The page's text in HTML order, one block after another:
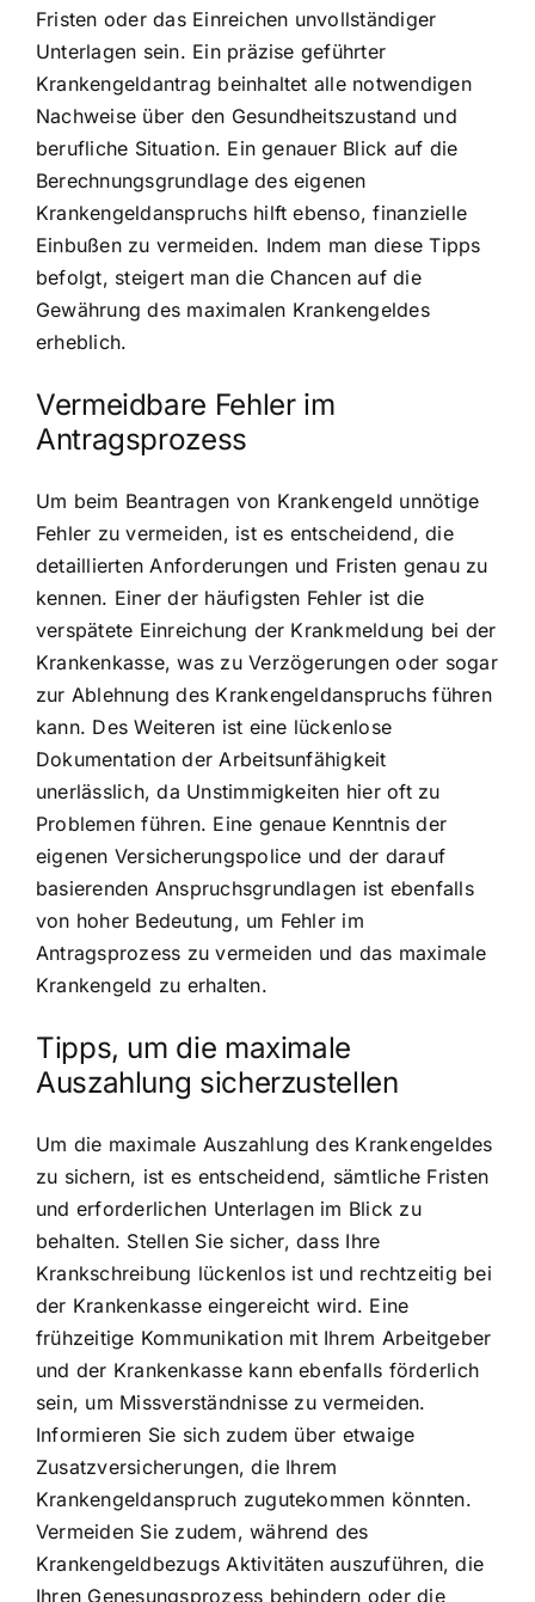
Fristen oder das Einreichen unvollständiger
Unterlagen sein. Ein präzise geführter
Krankengeldantrag beinhaltet alle notwendigen
Nachweise über den Gesundheitszustand und
berufliche Situation. Ein genauer Blick auf die
Berechnungsgrundlage des eigenen
Krankengeldanspruchs hilft ebenso, finanzielle
Einbußen zu vermeiden. Indem man diese Tipps
befolgt, steigert man die Chancen auf die
Gewährung des maximalen Krankengeldes
erheblich.
Vermeidbare Fehler im
Antragsprozess
Um beim Beantragen von Krankengeld unnötige
Fehler zu vermeiden, ist es entscheidend, die
detaillierten Anforderungen und Fristen genau zu
kennen. Einer der häufigsten Fehler ist die
verspätete Einreichung der Krankmeldung bei der
Krankenkasse, was zu Verzögerungen oder sogar
zur Ablehnung des Krankengeldanspruchs führen
kann. Des Weiteren ist eine lückenlose
Dokumentation der Arbeitsunfähigkeit
unerlässlich, da Unstimmigkeiten hier oft zu
Problemen führen. Eine genaue Kenntnis der
eigenen Versicherungspolice und der darauf
basierenden Anspruchsgrundlagen ist ebenfalls
von hoher Bedeutung, um Fehler im
Antragsprozess zu vermeiden und das maximale
Krankengeld zu erhalten.
Tipps, um die maximale
Auszahlung sicherzustellen
Um die maximale Auszahlung des Krankengeldes
zu sichern, ist es entscheidend, sämtliche Fristen
und erforderlichen Unterlagen im Blick zu
behalten. Stellen Sie sicher, dass Ihre
Krankschreibung lückenlos ist und rechtzeitig bei
der Krankenkasse eingereicht wird. Eine
frühzeitige Kommunikation mit Ihrem Arbeitgeber
und der Krankenkasse kann ebenfalls förderlich
sein, um Missverständnisse zu vermeiden.
Informieren Sie sich zudem über etwaige
Zusatzversicherungen, die Ihrem
Krankengeldanspruch zugutekommen könnten.
Vermeiden Sie zudem, während des
Krankengeldbezugs Aktivitäten auszuführen, die
Ihren Genesungsprozess behindern oder die